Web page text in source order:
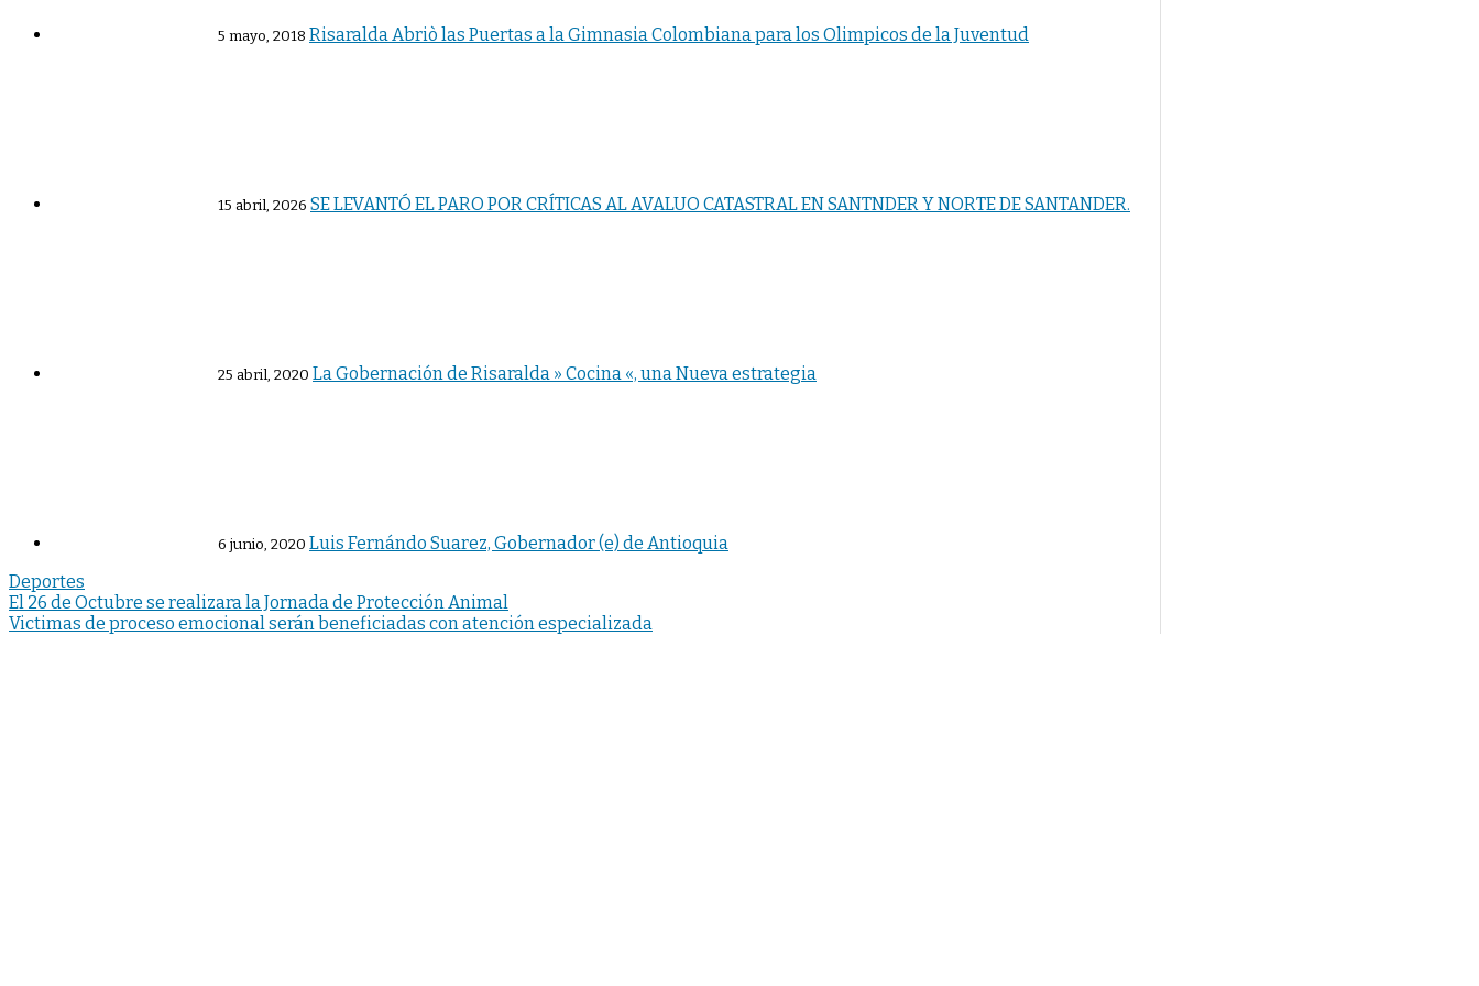
5 mayo, 2018 Risaralda Abriò las Puertas a la Gimnasia Colombiana para los Olimpicos de la Juventud
15 abril, 2026 SE LEVANTÓ EL PARO POR CRÍTICAS AL AVALUO CATASTRAL EN SANTNDER Y NORTE DE SANTANDER.
25 abril, 2020 La Gobernación de Risaralda » Cocina «, una Nueva estrategia
6 junio, 2020 Luis Fernándo Suarez, Gobernador (e) de Antioquia
Deportes
Navegación
de
El 26 de Octubre se realizara la Jornada de Protección Animal
Victimas de proceso emocional serán beneficiadas con atención especializada